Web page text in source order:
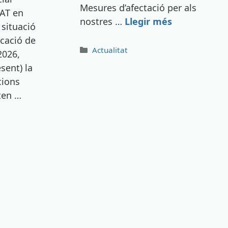
Mesures d’afectació per als
nostres … Llegir més
Categories
Actualitat
en
situació
de
la
…